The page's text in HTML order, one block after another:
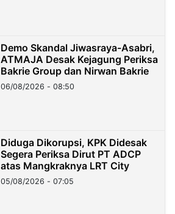
Demo Skandal Jiwasraya-Asabri,
ATMAJA Desak Kejagung Periksa
Bakrie Group dan Nirwan Bakrie
06/08/2026 - 08:50
Diduga Dikorupsi, KPK Didesak
Segera Periksa Dirut PT ADCP
atas Mangkraknya LRT City
05/08/2026 - 07:05